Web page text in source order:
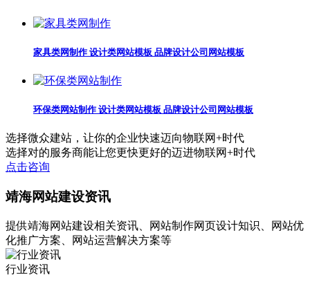
家具类网制作 设计类网站模板 品牌设计公司网站模板
环保类网站制作 设计类网站模板 品牌设计公司网站模板
选择微众建站， 让你的企业快速迈向物联网+时代
选择对的服务商能让您更快更好的迈进物联网+时代
点击咨询
靖海网站建设资讯
提供靖海网站建设相关资讯、网站制作网页设计知识、网站优
化推广方案、网站运营解决方案等
行业资讯